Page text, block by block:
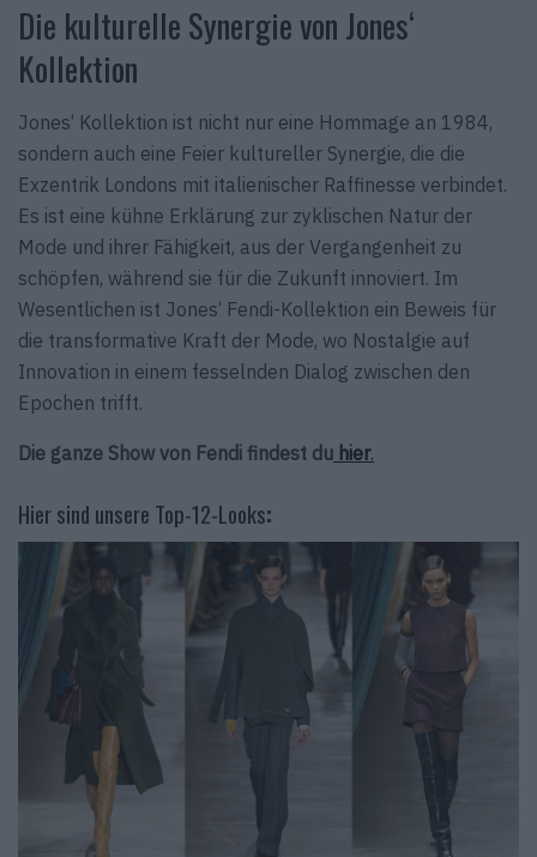
Die kulturelle Synergie von Jones‘
Kollektion
Jones‘ Kollektion ist nicht nur eine Hommage an 1984,
sondern auch eine Feier kultureller Synergie, die die
Exzentrik Londons mit italienischer Raffinesse verbindet.
Es ist eine kühne Erklärung zur zyklischen Natur der
Mode und ihrer Fähigkeit, aus der Vergangenheit zu
schöpfen, während sie für die Zukunft innoviert. Im
Wesentlichen ist Jones‘ Fendi-Kollektion ein Beweis für
die transformative Kraft der Mode, wo Nostalgie auf
Innovation in einem fesselnden Dialog zwischen den
Epochen trifft.
Die ganze Show von Fendi findest du hier.
Hier sind unsere Top-12-Looks: